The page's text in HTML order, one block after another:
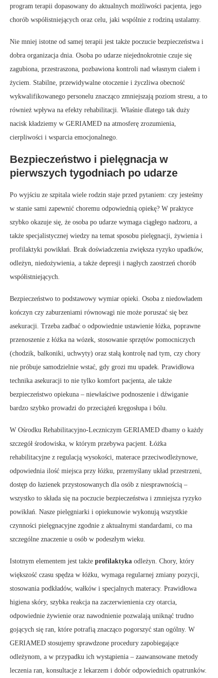
program terapii dopasowany do aktualnych możliwości pacjenta, jego
chorób współistniejących oraz celu, jaki wspólnie z rodziną ustalamy.
Nie mniej istotne od samej terapii jest także poczucie bezpieczeństwa i
dobra organizacja dnia. Osoba po udarze niejednokrotnie czuje się
zagubiona, przestraszona, pozbawiona kontroli nad własnym ciałem i
życiem. Stabilne, przewidywalne otoczenie i życzliwa obecność
wykwalifikowanego personelu znacząco zmniejszają poziom stresu, a to
również wpływa na efekty rehabilitacji. Właśnie dlatego tak duży
nacisk kładziemy w GERIAMED na atmosferę zrozumienia,
cierpliwości i wsparcia emocjonalnego.
Bezpieczeństwo i pielęgnacja w
pierwszych tygodniach po udarze
Po wyjściu ze szpitala wiele rodzin staje przed pytaniem: czy jesteśmy
w stanie sami zapewnić choremu odpowiednią opiekę? W praktyce
szybko okazuje się, że osoba po udarze wymaga ciągłego nadzoru, a
także specjalistycznej wiedzy na temat sposobu pielęgnacji, żywienia i
profilaktyki powikłań. Brak doświadczenia zwiększa ryzyko upadków,
odleżyn, niedożywienia, a także depresji i nagłych zaostrzeń chorób
współistniejących.
Bezpieczeństwo to podstawowy wymiar opieki. Osoba z niedowładem
kończyn czy zaburzeniami równowagi nie może poruszać się bez
asekuracji. Trzeba zadbać o odpowiednie ustawienie łóżka, poprawne
przenoszenie z łóżka na wózek, stosowanie sprzętów pomocniczych
(chodzik, balkoniki, uchwyty) oraz stałą kontrolę nad tym, czy chory
nie próbuje samodzielnie wstać, gdy grozi mu upadek. Prawidłowa
technika asekuracji to nie tylko komfort pacjenta, ale także
bezpieczeństwo opiekuna – niewłaściwe podnoszenie i dźwiganie
bardzo szybko prowadzi do przeciążeń kręgosłupa i bólu.
W Ośrodku Rehabilitacyjno-Leczniczym GERIAMED dbamy o każdy
szczegół środowiska, w którym przebywa pacjent. Łóżka
rehabilitacyjne z regulacją wysokości, materace przeciwodleżynowe,
odpowiednia ilość miejsca przy łóżku, przemyślany układ przestrzeni,
dostęp do łazienek przystosowanych dla osób z niesprawnością –
wszystko to składa się na poczucie bezpieczeństwa i zmniejsza ryzyko
powikłań. Nasze pielęgniarki i opiekunowie wykonują wszystkie
czynności pielęgnacyjne zgodnie z aktualnymi standardami, co ma
szczególne znaczenie u osób w podeszłym wieku.
Istotnym elementem jest także profilaktyka odleżyn. Chory, który
większość czasu spędza w łóżku, wymaga regularnej zmiany pozycji,
stosowania podkładów, wałków i specjalnych materacy. Prawidłowa
higiena skóry, szybka reakcja na zaczerwienienia czy otarcia,
odpowiednie żywienie oraz nawodnienie pozwalają uniknąć trudno
gojących się ran, które potrafią znacząco pogorszyć stan ogólny. W
GERIAMED stosujemy sprawdzone procedury zapobiegające
odleżynom, a w przypadku ich wystąpienia – zaawansowane metody
leczenia ran, konsultacje z lekarzem i dobór odpowiednich opatrunków.